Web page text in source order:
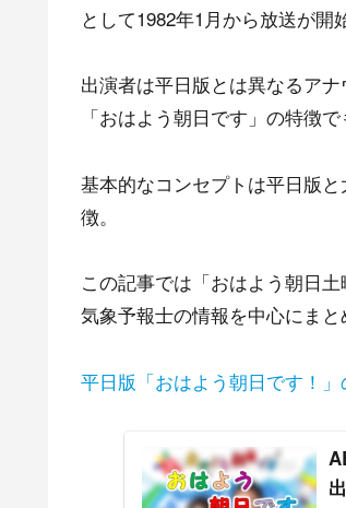
として1982年1月から放送が開
出演者は平日版とは異なるア
「おはよう朝日です」の特徴
基本的なコンセプトは平日版
徴。
この記事では「おはよう朝日
気象予報士の情報を中心にまと
平日版「おはよう朝日です！